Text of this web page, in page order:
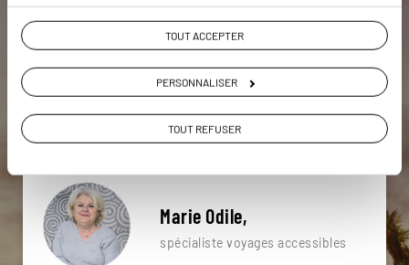
TOUT ACCEPTER
PERSONNALISER
TOUT REFUSER
Bayou Fort Myers Key Largo Bâton Rouge
Biscayne National Park
Randonnée
Everglades
Marie Odile,
spécialiste voyages accessibles